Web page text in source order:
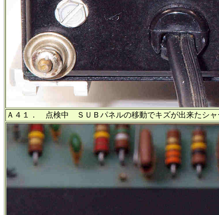
Ａ４１． 点検中 ＳＵＢパネルの移動でキズが出来たシャ